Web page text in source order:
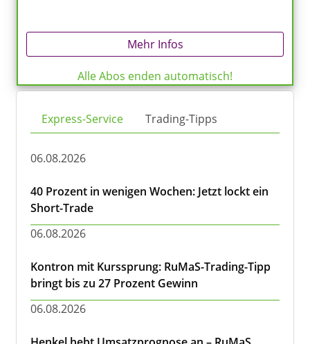
Mehr Infos
Alle Abos enden automatisch!
Express-Service Trading-Tipps
06.08.2026
40 Prozent in wenigen Wochen: Jetzt lockt ein
Short-Trade
06.08.2026
Kontron mit Kurssprung: RuMaS-Trading-Tipp
bringt bis zu 27 Prozent Gewinn
06.08.2026